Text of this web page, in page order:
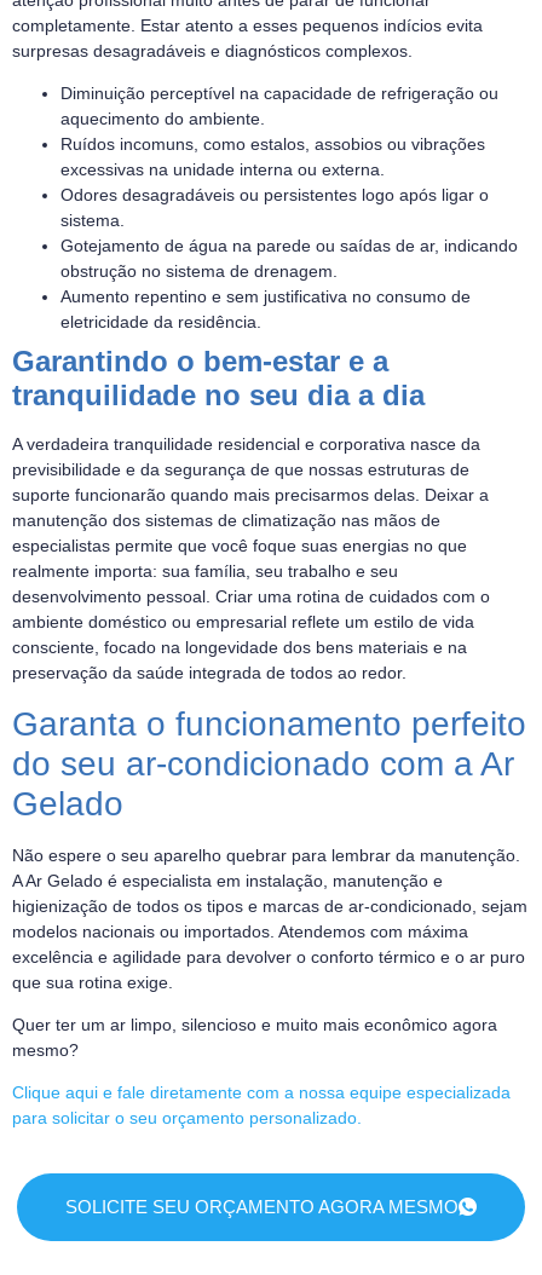
completamente. Estar atento a esses pequenos indícios evita
surpresas desagradáveis e diagnósticos complexos.
Diminuição perceptível na capacidade de refrigeração ou
aquecimento do ambiente.
Ruídos incomuns, como estalos, assobios ou vibrações
excessivas na unidade interna ou externa.
Odores desagradáveis ou persistentes logo após ligar o
sistema.
Gotejamento de água na parede ou saídas de ar, indicando
obstrução no sistema de drenagem.
Aumento repentino e sem justificativa no consumo de
eletricidade da residência.
Garantindo o bem-estar e a
tranquilidade no seu dia a dia
A verdadeira tranquilidade residencial e corporativa nasce da
previsibilidade e da segurança de que nossas estruturas de
suporte funcionarão quando mais precisarmos delas. Deixar a
manutenção dos sistemas de climatização nas mãos de
especialistas permite que você foque suas energias no que
realmente importa: sua família, seu trabalho e seu
desenvolvimento pessoal. Criar uma rotina de cuidados com o
ambiente doméstico ou empresarial reflete um estilo de vida
consciente, focado na longevidade dos bens materiais e na
preservação da saúde integrada de todos ao redor.
Garanta o funcionamento perfeito
do seu ar-condicionado com a Ar
Gelado
Não espere o seu aparelho quebrar para lembrar da manutenção.
A Ar Gelado é especialista em instalação, manutenção e
higienização de todos os tipos e marcas de ar-condicionado, sejam
modelos nacionais ou importados. Atendemos com máxima
excelência e agilidade para devolver o conforto térmico e o ar puro
que sua rotina exige.
Quer ter um ar limpo, silencioso e muito mais econômico agora
mesmo?
Clique aqui e fale diretamente com a nossa equipe especializada
para solicitar o seu orçamento personalizado.
SOLICITE SEU ORÇAMENTO AGORA MESMO